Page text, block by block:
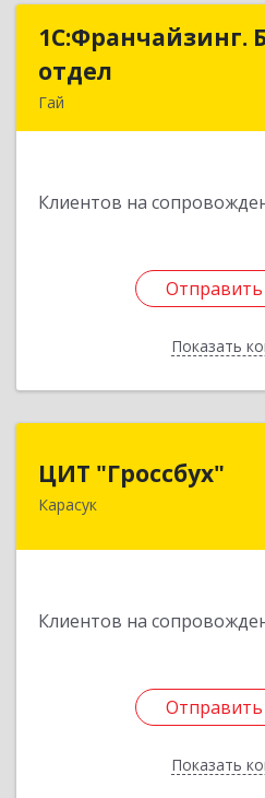
1С:Франчайзинг.
отдел
Гай
Клиентов на
Отправить
Показать
1С:Франчайзинг.
Отправить
ЦИТ "Гроссбух"
Карасук
Клиентов на
Отправить
Показать
632861, Новосибирская
Отправить